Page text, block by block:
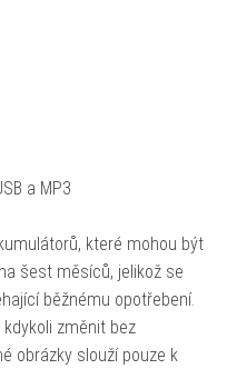
a MP3
které mohou být
šest měsíců, jelikož se
běžnému opotřebení.
změnit bez
obrázky slouží pouze k